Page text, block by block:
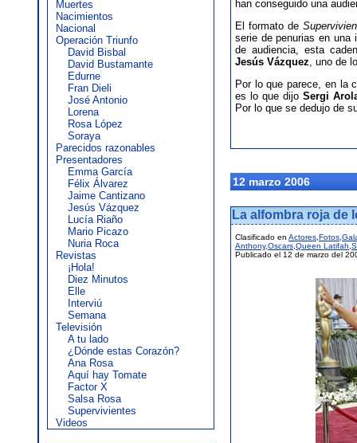
Muertes
Nacimientos
Nacional
Operación Triunfo
David Bisbal
David Bustamante
Edurne
Fran Dieli
José Antonio
Lorena
Rosa López
Soraya
Parecidos razonables
Presentadores
Emma García
Félix Álvarez
Jaime Cantizano
Jesús Vázquez
Lucía Riaño
Mario Picazo
Nuria Roca
Revistas
¡Hola!
Diez Minutos
Elle
Interviú
Semana
Televisión
A tu lado
¿Dónde estas Corazón?
Ana Rosa
Aquí hay Tomate
Factor X
Salsa Rosa
Supervivientes
Videos
han conseguido una
El formato de
serie de penurias en
de audiencia, esta
Jesús Vázquez, uno de
Por lo que parece, en la
es lo que dijo Sergi
Por lo que se dedujo de
12 marzo 2006
La alfombra roja de
Clasificado en Actores Fotos
Anthony,Oscars Queen Latifah
Publicado el 12 de marzo del